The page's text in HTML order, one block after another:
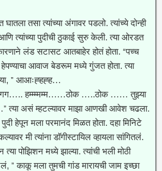
तसा त्यांच्या अंगावर पडलो. त्यांच्ये दोन्ही
त्यांच्या पुदीची ठुकाई सुरु केली. त्या ओरडत
लंड सटासट आतबाहेर होतं होता. “पच्च
आवाज बेडरूम मध्ये गुंजत होता. त्या
” आआःह्हह्ह…
हम्म्म्मम्म……ठोक …..ठोक …… तुझ्या
त्या असं म्हटल्यावर माझा आणखी आवेश चढला.
हेपून मला परमानंद मिळत होता. दहा मिनिटे
मी त्यांना डॉगीस्टायिल व्हायला सांगितलं.
पोझिशन मध्ये झाल्या. त्यांची भली मोठी
” काकू मला तुमची गांड मारायची जाम इच्छा